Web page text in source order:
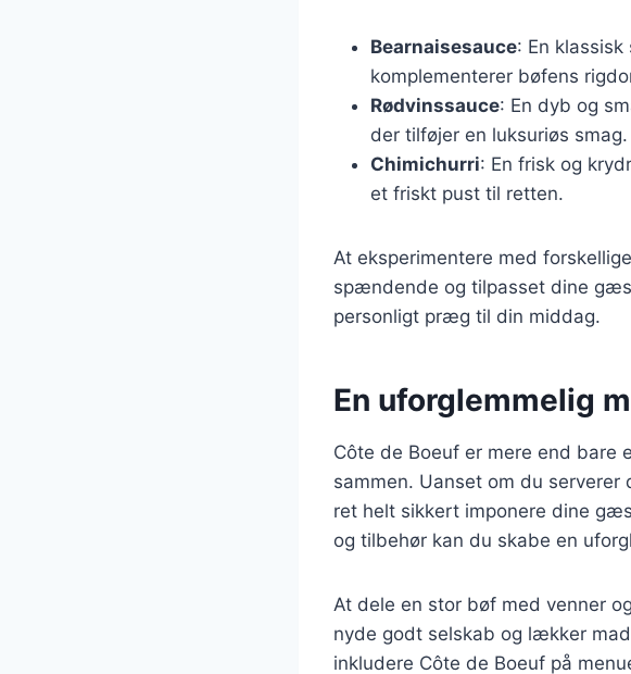
Bearnaisesauce: En
komplementerer bøfens
Rødvinssauce: En dyb og
der tilføjer en luksuriøs smag.
Chimichurri: En frisk og
et friskt pust til retten.
At eksperimentere med
spændende og tilpasset dine
personligt præg til din middag.
En uforglemmelig
Côte de Boeuf er mere end bare
sammen. Uanset om du
ret helt sikkert imponere dine
og tilbehør kan du skabe en
At dele en stor bøf med venner
nyde godt selskab og lækker
inkludere Côte de Boeuf på